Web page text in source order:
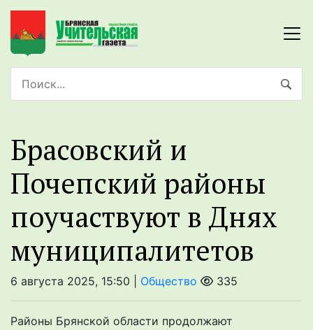
Брасовский и
Почепский районы
поучаствуют в Днях
муниципалитетов
6 августа 2025, 15:50 | Общество 335
Районы Брянской области продолжают